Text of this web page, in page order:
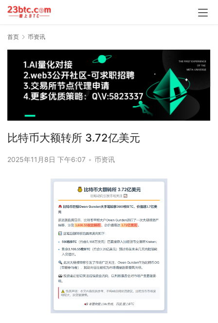
首页 币资讯
比特币大额转所 3.72亿美元
2025年11月8日 下午6:07 • 币资讯